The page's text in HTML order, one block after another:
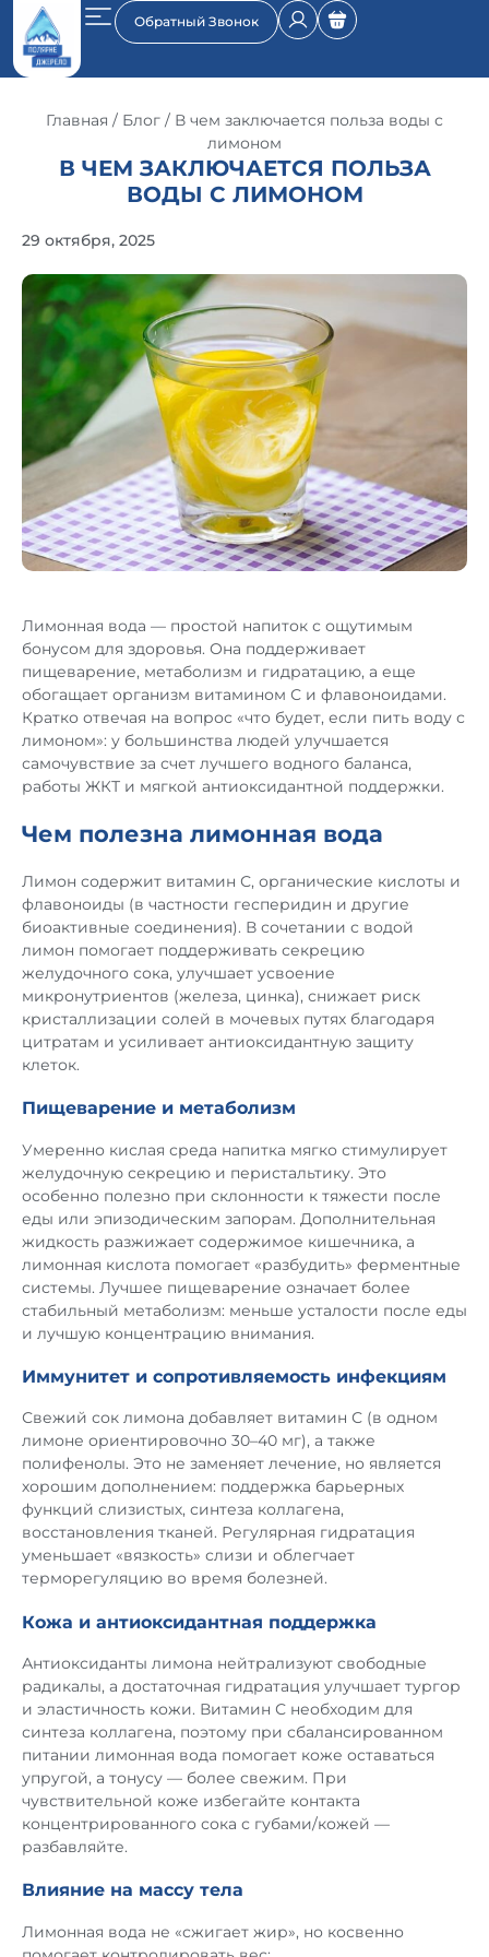
Обратный Звонок
Главная / Блог / В чем заключается польза воды с
лимоном
В ЧЕМ ЗАКЛЮЧАЕТСЯ ПОЛЬЗА
ВОДЫ С ЛИМОНОМ
29 октября, 2025
Лимонная вода — простой напиток с ощутимым
бонусом для здоровья. Она поддерживает
пищеварение, метаболизм и гидратацию, а еще
обогащает организм витамином С и флавоноидами.
Кратко отвечая на вопрос «что будет, если пить воду с
лимоном»: у большинства людей улучшается
самочувствие за счет лучшего водного баланса,
работы ЖКТ и мягкой антиоксидантной поддержки.
Чем полезна лимонная вода
Лимон содержит витамин С, органические кислоты и
флавоноиды (в частности гесперидин и другие
биоактивные соединения). В сочетании с водой
лимон помогает поддерживать секрецию
желудочного сока, улучшает усвоение
микронутриентов (железа, цинка), снижает риск
кристаллизации солей в мочевых путях благодаря
цитратам и усиливает антиоксидантную защиту
клеток.
Пищеварение и метаболизм
Умеренно кислая среда напитка мягко стимулирует
желудочную секрецию и перистальтику. Это
особенно полезно при склонности к тяжести после
еды или эпизодическим запорам. Дополнительная
жидкость разжижает содержимое кишечника, а
лимонная кислота помогает «разбудить» ферментные
системы. Лучшее пищеварение означает более
стабильный метаболизм: меньше усталости после еды
и лучшую концентрацию внимания.
Иммунитет и сопротивляемость инфекциям
Свежий сок лимона добавляет витамин С (в одном
лимоне ориентировочно 30–40 мг), а также
полифенолы. Это не заменяет лечение, но является
хорошим дополнением: поддержка барьерных
функций слизистых, синтеза коллагена,
восстановления тканей. Регулярная гидратация
уменьшает «вязкость» слизи и облегчает
терморегуляцию во время болезней.
Кожа и антиоксидантная поддержка
Антиоксиданты лимона нейтрализуют свободные
радикалы, а достаточная гидратация улучшает тургор
и эластичность кожи. Витамин С необходим для
синтеза коллагена, поэтому при сбалансированном
питании лимонная вода помогает коже оставаться
упругой, а тонусу — более свежим. При
чувствительной коже избегайте контакта
концентрированного сока с губами/кожей —
разбавляйте.
Влияние на массу тела
Лимонная вода не «сжигает жир», но косвенно